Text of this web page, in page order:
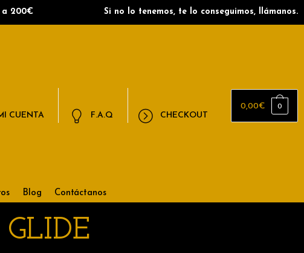
a 200€ Si no lo tenemos, te lo conseguimos, llámanos.
CUENTA F.A.Q CHECKOUT
0,00€ 0
Blog Contáctanos
GLIDE